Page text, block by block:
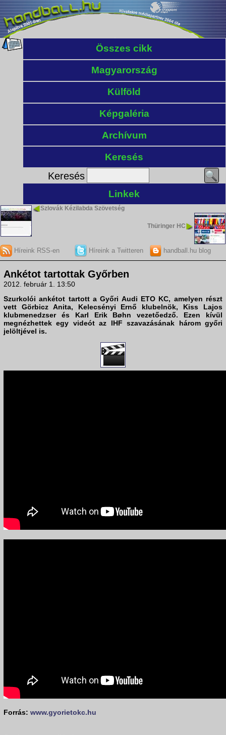
Összes cikk
Magyarország
Külföld
Képgaléria
Archívum
Keresés
Keresés
Linkek
Szlovák Kézilabda Szövetség
Thüringer HC
Híreink RSS-en Híreink a Twitteren handball.hu blog
Ankétot tartottak Győrben
2012. február 1. 13:50
Szurkolói ankétot tartott aGyőri Audi ETO KC, amelyen részt
vett Görbicz Anita, Kelecsényi Ernő klubelnök, Kiss Lajos
klubmenedzser és Karl Erik Bøhn vezetőedző. Ezen kívül
megnézhettek egy videót az IHF szavazásának három győri
jelöltjével is.
Forrás: www.gyorietokc.hu